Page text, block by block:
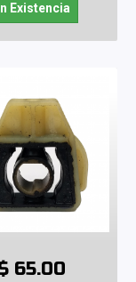
Existencia
65.00